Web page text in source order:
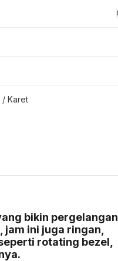
/ Karet
bikin pergelangan
ini juga ringan,
rotating bezel,